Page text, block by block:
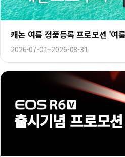
캐논 여름 정품등록 프로모션 '여
2026-07-01~2026-08-31